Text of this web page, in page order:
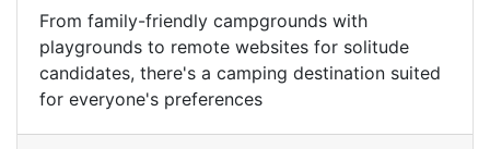
From family-friendly campgrounds with
playgrounds to remote websites for solitude
candidates, there's a camping destination suited
for everyone's preferences